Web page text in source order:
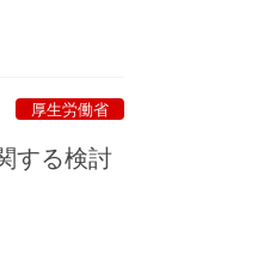
厚生労働省
する検討